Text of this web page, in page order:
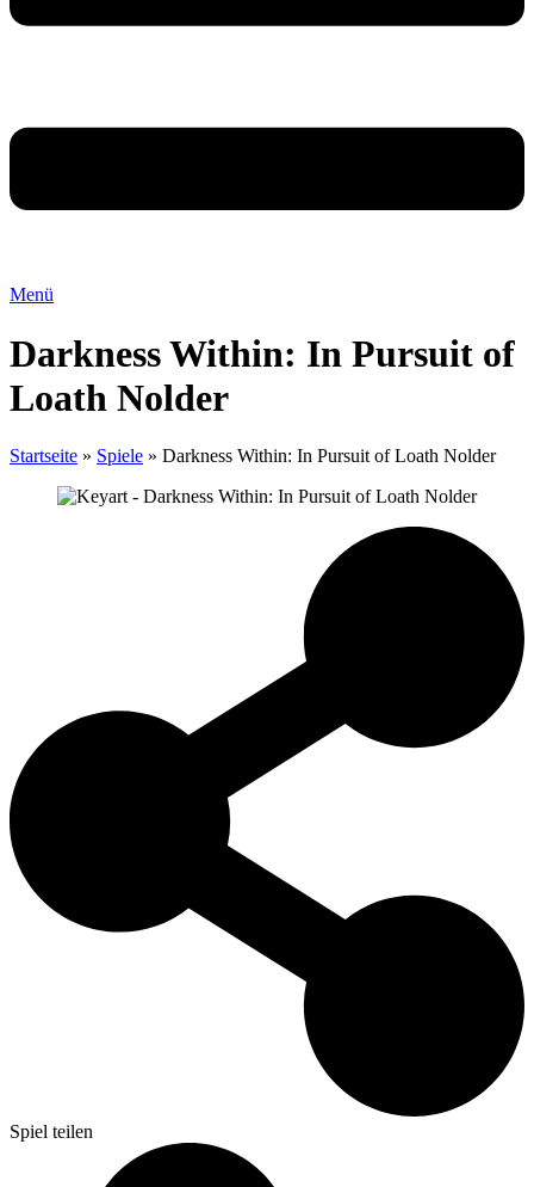
Menü
Darkness Within: In Pursuit of
Loath Nolder
Startseite » Spiele » Darkness Within: In Pursuit of Loath Nolder
Spiel teilen